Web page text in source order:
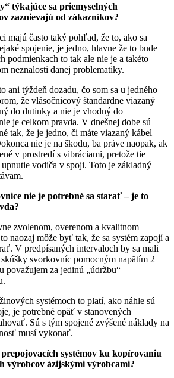
týkajúce sa priemyselných
zaznievajú od zákazníkov?
majú často taký pohľad, že to, ako sa
spojenie, je jedno, hlavne že to bude
podmienkach to tak ale nie je a takéto
neznalosti danej problematiky.
ani týždeň dozadu, čo som sa u jedného
že vlásočnicový štandardne viazaný
do dutinky a nie je vhodný do
je celkom pravda. V dnešnej dobe sú
tak, že je jedno, či máte viazaný kábel
nie je na škodu, ba práve naopak, ak
v prostredí s vibráciami, pretože tie
upnutie vodiča v spoji. Toto je základný
nie je potrebné sa starať – je to
zvolenom, overenom a kvalitnom
naozaj môže byť tak, že sa systém zapojí a
V predpísaných intervaloch by sa mali
svorkovníc pomocným napätím 2
považujem za jedinú „údržbu“
systémoch to platí, ako náhle sú
je potrebné opäť v stanovených
Sú s tým spojené zvýšené náklady na
musí vykonať.
systémov ku kopírovaniu
výrobcov ázijskými výrobcami?